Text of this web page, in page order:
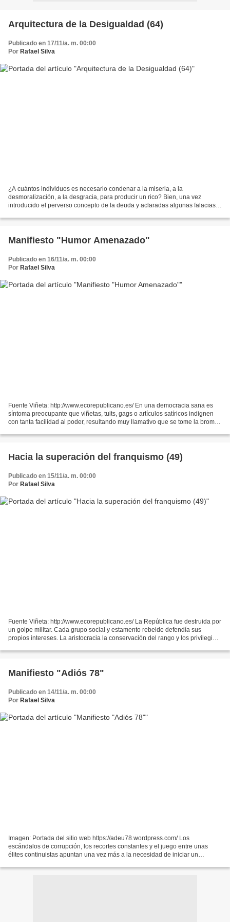
Arquitectura de la Desigualdad (64)
Publicado en 17/11/a. m. 00:00
Por Rafael Silva
¿A cuántos individuos es necesario condenar a la miseria, a la
desmoralización, a la desgracia, para producir un rico? Bien, una vez
introducido el perverso concepto de la deuda y aclaradas algunas falacias
Manifiesto "Humor Amenazado"
Publicado en 16/11/a. m. 00:00
Por Rafael Silva
Fuente Viñeta: http://www.ecorepublicano.es/ En una democracia sana es
síntoma preocupante que viñetas, tuits, gags o artículos satíricos indignen
con tanta facilidad al poder, resultando muy llamativo que se tome la broma
Hacia la superación del franquismo (49)
Publicado en 15/11/a. m. 00:00
Por Rafael Silva
Fuente Viñeta: http://www.ecorepublicano.es/ La República fue destruida por
un golpe militar. Cada grupo social y estamento rebelde defendía sus
propios intereses. La aristocracia la conservación del rango y los privilegios;
Manifiesto "Adiós 78"
Publicado en 14/11/a. m. 00:00
Por Rafael Silva
Imagen: Portada del sitio web https://adeu78.wordpress.com/ Los
escándalos de corrupción, los recortes constantes y el juego entre unas
élites continuistas apuntan una vez más a la necesidad de iniciar un